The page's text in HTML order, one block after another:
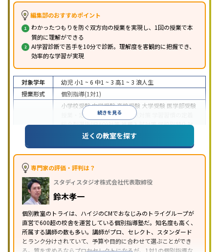
編集部のおすすめポイント
わかったつもりを防ぐ双方向の授業を実現し、1回の授業で本
質的に理解ができる
AI学習診断で苦手を10分で診断。理解度を客観的に把握でき、
効率的な学習が実現
続きを見る
対象学年 幼児 小1 ~ 6 中1 ~ 3 高1 ~ 3 浪人生
授業形式
個別指導(1対1)
小学校受験中学受験高校受験 大学受験 医学部受験
授業・定期テスト対策
内申点対策
総合型選抜(旧AO)対策推薦入試対策学校別特化対
国公立大対策私大対策 共通テスト対策
語・英会話特化対策その他科目別特化対策
特徴
中高一貫校生に対応
応
学習にPC・タブレットを利用
科目から受講可能季節講習のみの受講可
の子どもに対応
※2023年3月調査。
近くの教室を探す
専門家の評価・評判は？
スタディスタジオ株式会社代表取締役
鈴木孝一
個別教室のトライは、ハイジのCMでおなじみのトライグループが
直営で600超の校舎を運営している個別指導塾だ。知名度も高く、
所属する講師の数も多い。講師がプロ、セレクト、スタンダード
とランク分けされていて、予算や目的に合わせて選ぶことができ